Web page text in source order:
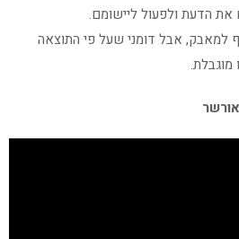
את הדעת ולפעול ליישומם.
למאבק, אבל דומני שעל פי התוצאה
מוגבלת.